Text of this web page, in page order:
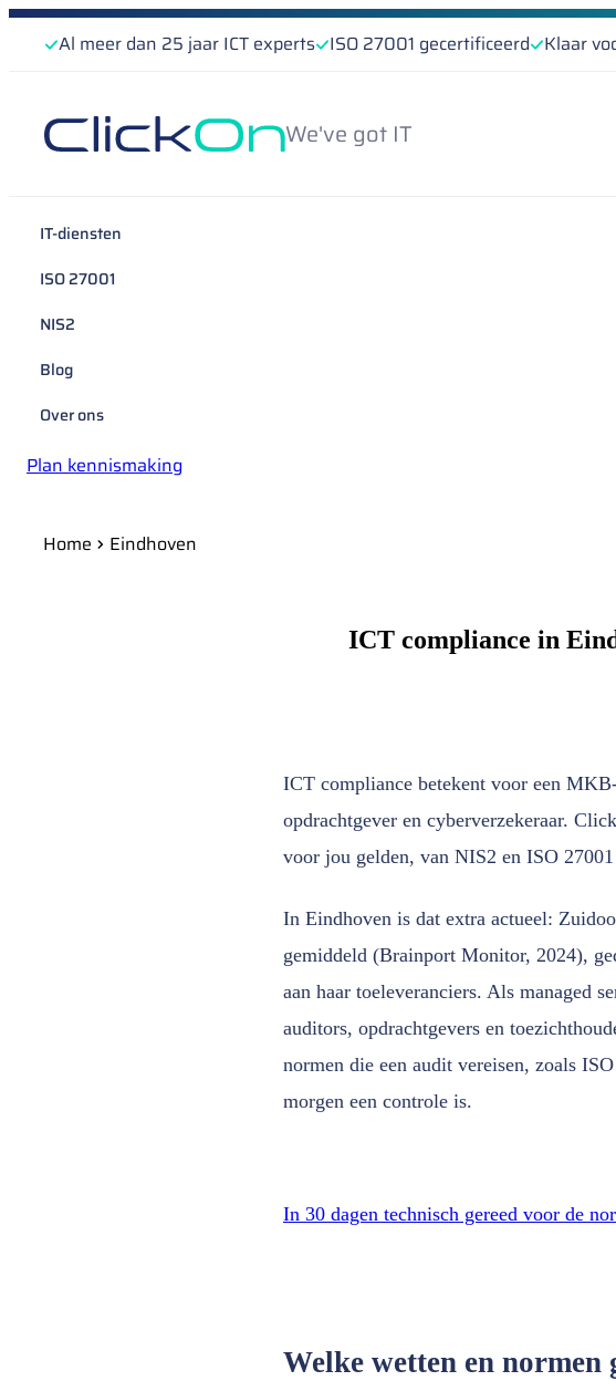
Al meer dan 25 jaar ICT experts ISO 27001 gecertificeerd Klaar
We've got IT
IT-diensten
ISO 27001
NIS2
Blog
Over ons
Plan kennismaking
Home Eindhoven
ICT compliance in
ICT compliance betekent voor een
opdrachtgever en cyberverzekeraar.
voor jou gelden, van NIS2 en ISO
In Eindhoven is dat extra actueel:
gemiddeld (Brainport Monitor, 2024),
aan haar toeleveranciers. Als managed
auditors, opdrachtgevers en
normen die een audit vereisen, zoals
morgen een controle is.
In 30 dagen technisch gereed voor de
Welke wetten en